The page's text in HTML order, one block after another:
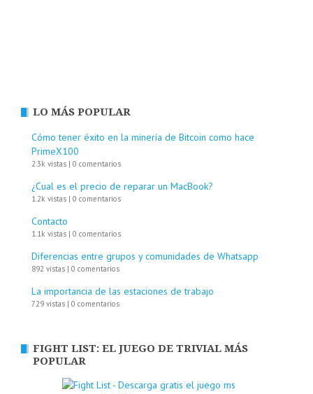
LO MÁS POPULAR
Cómo tener éxito en la minería de Bitcoin como hace
PrimeX100
2.3k vistas | 0 comentarios
¿Cual es el precio de reparar un MacBook?
1.2k vistas | 0 comentarios
Contacto
1.1k vistas | 0 comentarios
Diferencias entre grupos y comunidades de Whatsapp
892 vistas | 0 comentarios
La importancia de las estaciones de trabajo
729 vistas | 0 comentarios
FIGHT LIST: EL JUEGO DE TRIVIAL MÁS
POPULAR